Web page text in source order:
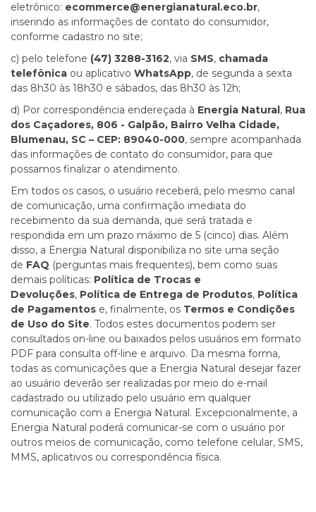
eletrônico: ecommerce@energianatural.eco.br,
inserindo as informações de contato do consumidor,
conforme cadastro no site;
c) pelo telefone (47) 3288-3162, via SMS, chamada
telefônica ou aplicativo WhatsApp, de segunda a sexta
das 8h30 às 18h30 e sábados, das 8h30 às 12h;
d) Por correspondência endereçada à Energia Natural, Rua
dos Caçadores, 806 - Galpão, Bairro Velha Cidade,
Blumenau, SC – CEP: 89040-000, sempre acompanhada
das informações de contato do consumidor, para que
possamos finalizar o atendimento.
Em todos os casos, o usuário receberá, pelo mesmo canal
de comunicação, uma confirmação imediata do
recebimento da sua demanda, que será tratada e
respondida em um prazo máximo de 5 (cinco) dias. Além
disso, a Energia Natural disponibiliza no site uma seção
de FAQ (perguntas mais frequentes), bem como suas
demais políticas: Política de Trocas e
Devoluções, Política de Entrega de Produtos, Política
de Pagamentos e, finalmente, os Termos e Condições
de Uso do Site. Todos estes documentos podem ser
consultados on-line ou baixados pelos usuários em formato
PDF para consulta off-line e arquivo. Da mesma forma,
todas as comunicações que a Energia Natural desejar fazer
ao usuário deverão ser realizadas por meio do e-mail
cadastrado ou utilizado pelo usuário em qualquer
comunicação com a Energia Natural. Excepcionalmente, a
Energia Natural poderá comunicar-se com o usuário por
outros meios de comunicação, como telefone celular, SMS,
MMS, aplicativos ou correspondência física.